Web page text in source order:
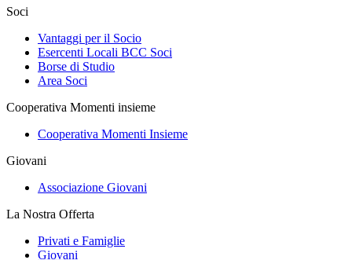
Soci
Vantaggi per il Socio
Esercenti Locali BCC Soci
Borse di Studio
Area Soci
Cooperativa Momenti insieme
Cooperativa Momenti Insieme
Giovani
Associazione Giovani
La Nostra Offerta
Privati e Famiglie
Giovani